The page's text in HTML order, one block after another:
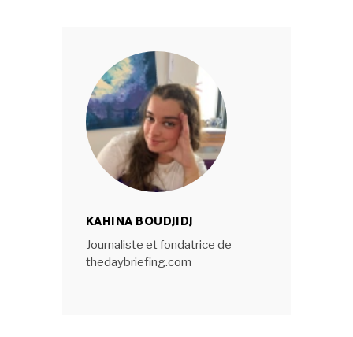
KAHINA BOUDJIDJ
Journaliste et fondatrice de
thedaybriefing.com